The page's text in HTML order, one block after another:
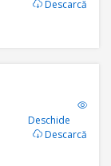
Descarcă
Deschide
Descarcă